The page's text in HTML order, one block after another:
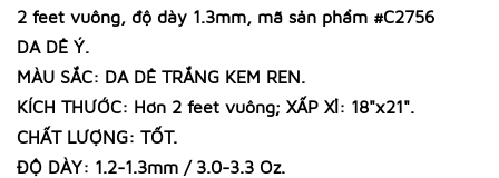
2 feet vuông, độ dày 1.3mm, mã sản phẩm #C2756
DA DÊ Ý.
MÀU SẮC: DA DÊ TRẮNG KEM REN.
KÍCH THƯỚC: Hơn 2 feet vuông; XẤP XỈ: 18"x21".
CHẤT LƯỢNG: TỐT.
ĐỘ DÀY: 1.2-1.3mm / 3.0-3.3 Oz.